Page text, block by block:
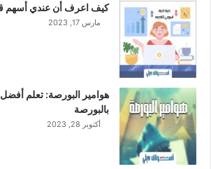
كيف اعرف أن عندي أسهم
مارس 17, 2023
هوامير البورصة: تعلم أفضل
بالبورصة
أكتوبر 28, 2023